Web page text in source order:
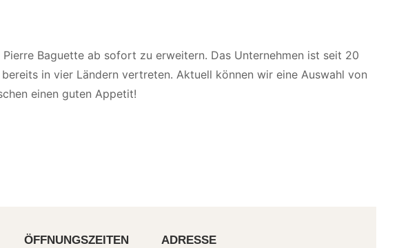
Baguette ab sofort zu erweitern. Das Unternehmen ist seit 20
in vier Ländern vertreten. Aktuell können wir eine Auswahl von
einen guten Appetit!
ÖFFNUNGSZEITEN ADRESSE